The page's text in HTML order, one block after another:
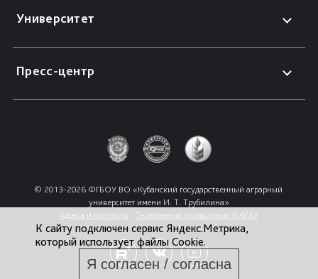
Университет
Пресс-центр
© 2013-2026 ФГБОУ ВО «Кубанский государственный аграрный
университет имени И. Т. Трубилина»
Адреса и контакты
Телефонный справочник КубГАУ
К сайту подключен сервис Яндекс.Метрика,
который использует файлы Cookie.
Я согласен / согласна